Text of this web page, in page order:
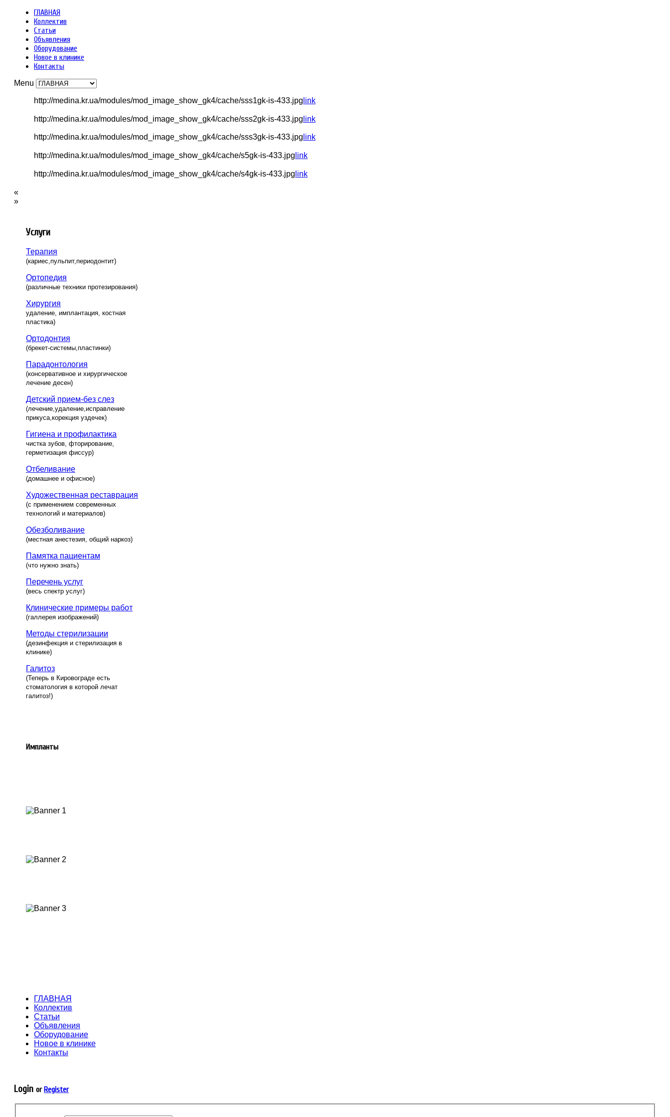
ГЛАВНАЯ
Коллектив
Статьи
Объявления
Оборудование
Новое в клинике
Контакты
Menu
http://medina.kr.ua/modules/mod_image_show_gk4/cache/sss1gk-is-433.jpg link
http://medina.kr.ua/modules/mod_image_show_gk4/cache/sss2gk-is-433.jpg link
http://medina.kr.ua/modules/mod_image_show_gk4/cache/sss3gk-is-433.jpg link
http://medina.kr.ua/modules/mod_image_show_gk4/cache/s5gk-is-433.jpg link
http://medina.kr.ua/modules/mod_image_show_gk4/cache/s4gk-is-433.jpg link
«
»
Услуги
Терапия
(кариес,пульпит,периодонтит)
Ортопедия
(различные техники протезирования)
Хирургия
удаление, имплантация, костная
пластика)
Ортодонтия
(брекет-системы,пластинки)
Парадонтология
(консервативное и хирургическое
лечение десен)
Детский прием-без слез
(лечение,удаление,исправление
прикуса,корекция уздечек)
Гигиена и профилактика
чистка зубов, фторирование,
герметизация фиссур)
Отбеливание
(домашнее и офисное)
Художественная реставрация
(с применением современных
технологий и материалов)
Обезболивание
(местная анестезия, общий наркоз)
Памятка пациентам
(что нужно знать)
Перечень услуг
(весь спектр услуг)
Клинические примеры работ
(галлерея изображений)
Методы стерилизации
(дезинфекция и стерилизация в
клинике)
Галитоз
(Теперь в Кировограде есть
стоматология в которой лечат
галитоз!)
Импланты
ГЛАВНАЯ
Коллектив
Статьи
Объявления
Оборудование
Новое в клинике
Контакты
Login orRegister